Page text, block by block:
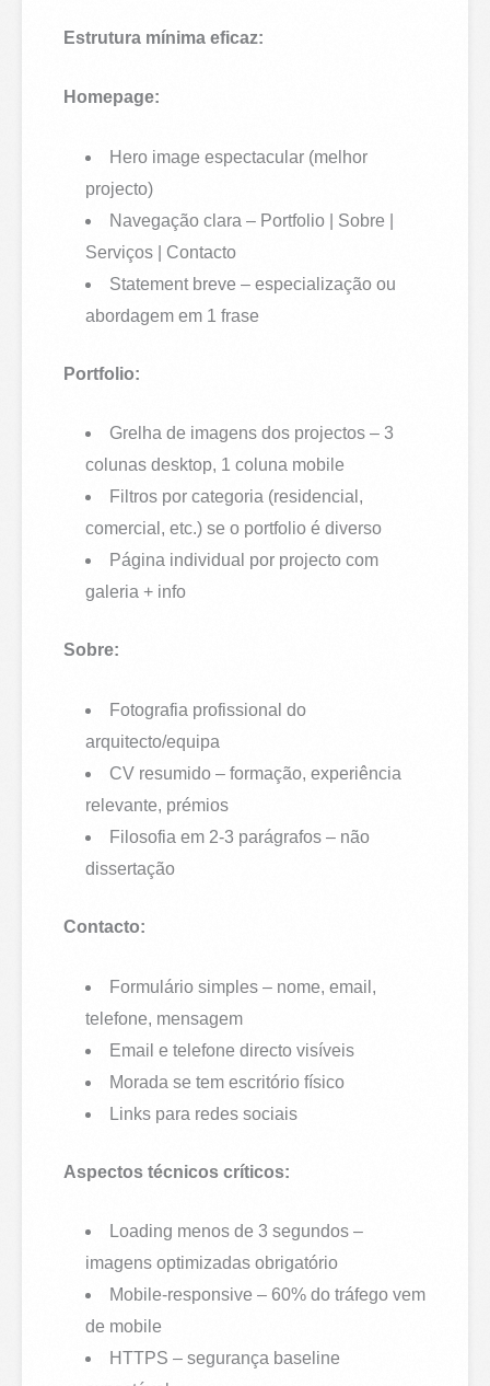
Estrutura mínima eficaz:
Homepage:
Hero image espectacular (melhor
projecto)
Navegação clara – Portfolio | Sobre |
Serviços | Contacto
Statement breve – especialização ou
abordagem em 1 frase
Portfolio:
Grelha de imagens dos projectos – 3
colunas desktop, 1 coluna mobile
Filtros por categoria (residencial,
comercial, etc.) se o portfolio é diverso
Página individual por projecto com
galeria + info
Sobre:
Fotografia profissional do
arquitecto/equipa
CV resumido – formação, experiência
relevante, prémios
Filosofia em 2-3 parágrafos – não
dissertação
Contacto:
Formulário simples – nome, email,
telefone, mensagem
Email e telefone directo visíveis
Morada se tem escritório físico
Links para redes sociais
Aspectos técnicos críticos:
Loading menos de 3 segundos –
imagens optimizadas obrigatório
Mobile-responsive – 60% do tráfego vem
de mobile
HTTPS – segurança baseline